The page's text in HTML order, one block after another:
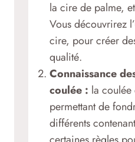
la cire de palme,
Vous découvrirez
cire, pour créer
qualité.
Connaissance
coulée : la coulée
permettant de
différents